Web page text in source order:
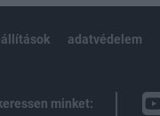
adatvédelem
minket: